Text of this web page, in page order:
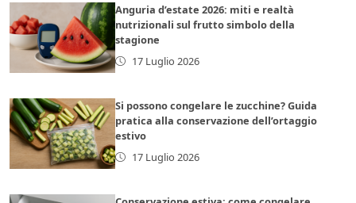
Anguria d’estate 2026: miti e realtà
nutrizionali sul frutto simbolo della
stagione
17 Luglio 2026
Si possono congelare le zucchine? Guida
pratica alla conservazione dell’ortaggio
estivo
17 Luglio 2026